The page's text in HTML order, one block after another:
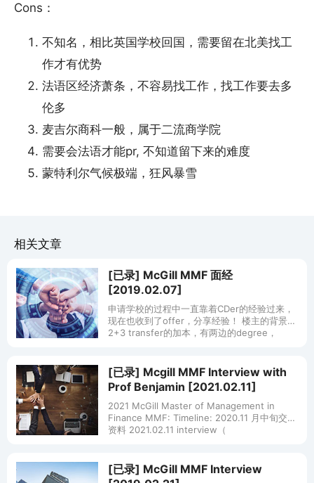
Cons：
不知名，相比英国学校回国，需要留在北美找工
作才有优势
法语区经济萧条，不容易找工作，找工作要去多
伦多
麦吉尔商科一般，属于二流商学院
需要会法语才能pr, 不知道留下来的难度
蒙特利尔气候极端，狂风暴雪
相关文章
[已录] McGill MMF 面经
[2019.02.07]
申请学校的过程中一直靠着CDer的经验过来，
现在也收到了offer，分享经验！ 楼主的背景：
2+3 transfer的加本，有两边的degree，
[已录] Mcgill MMF Interview with
Prof Benjamin [2021.02.11]
2021 McGill Master of Management in
Finance MMF: Timeline: 2020.11 月中旬交齐
资料 2021.02.11 interview（
[已录] McGill MMF Interview